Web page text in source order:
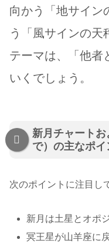
向かう「地サイン
う「風サインの天
テーマは、「他者
いくでしょう。
新月チャート
で）の主なポイ
次のポイントに注目し
新月は土星とオポ
冥王星が山羊座に